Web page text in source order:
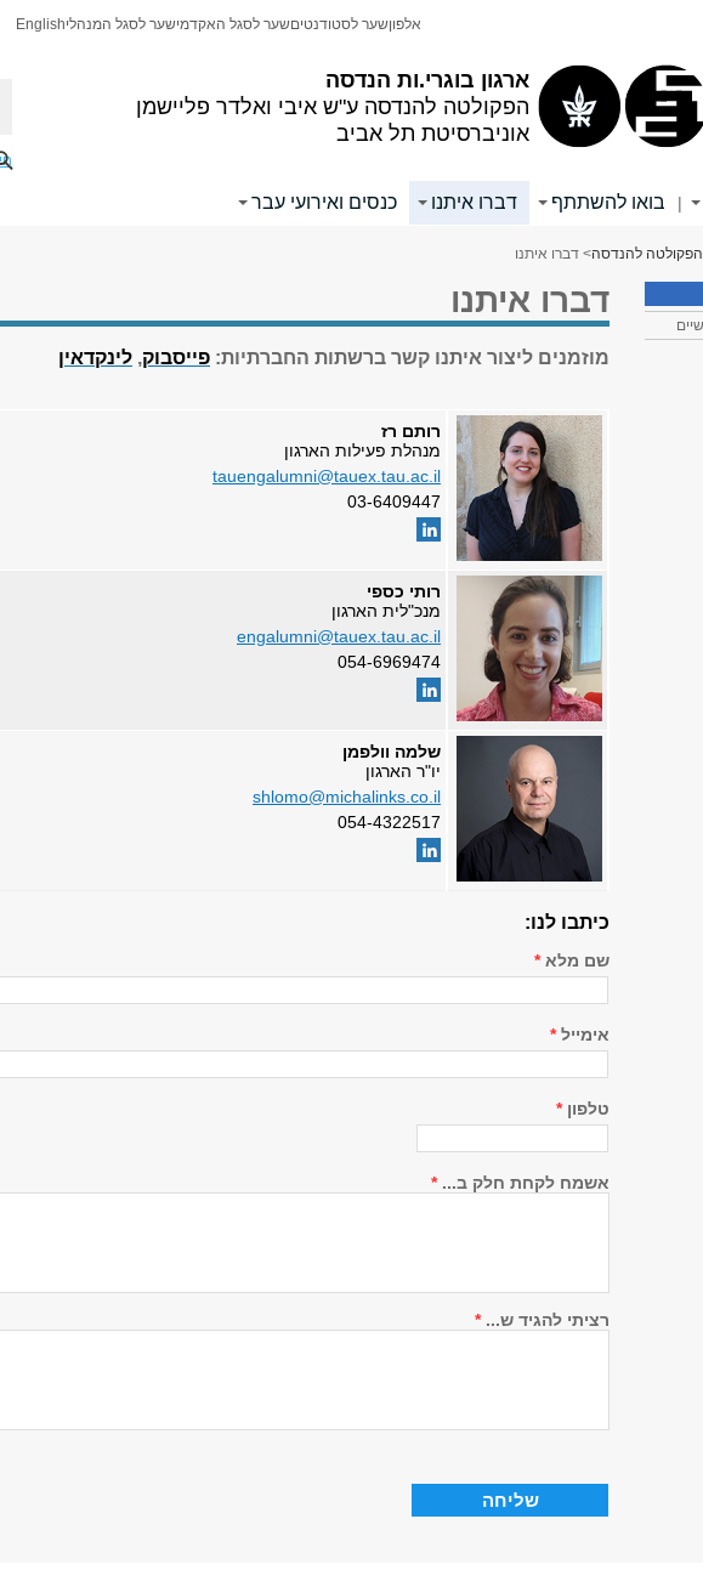
ארגון בוגרי.ות הנדסה
הפקולטה להנדסה ע"ש איבי ואלדר פליישמן
אוניברסיטת תל אביב
אלפוןשער לסטודנטיםשער לסגל האקדמישער לסגל המנהליEnglish
| בואו להשתתף דברו איתנו כנסים ואירועי עבר
הפקולטה להנדסה> דברו איתנו
דברו איתנו
מוזמנים ליצור איתנו קשר ברשתות החברתיות: פייסבוק, לינקדאין
רותם רז
מנהלת פעילות הארגון
tauengalumni@tauex.tau.ac.il
03-6409447
רותי כספי
מנכ"לית הארגון
engalumni@tauex.tau.ac.il
054-6969474
שלמה וולפמן
יו"ר הארגון
shlomo@michalinks.co.il
054-4322517
​כיתבו לנו:
שם מלא*
אימייל*
טלפון*
אשמח לקחת חלק ב...*
רציתי להגיד ש...*